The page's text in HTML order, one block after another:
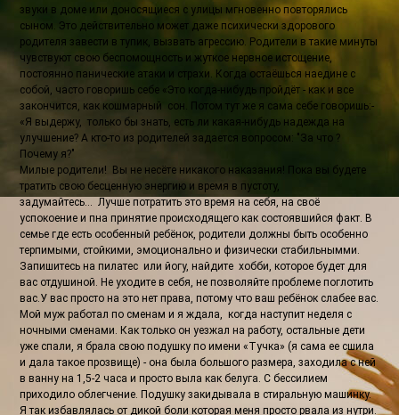
звуки в доме или доносящиеся с улицы мгновенно повторялись
сыном. Это действительно может даже психически здорового
родителя завести в тупик, вызвать агрессию. Родители в такие минуты
чувствуют свою беспомощность и жуткое нервное истощение,
постоянно панические атаки и страхи. Когда остаёшься наедине с
собой, часто говоришь себе «Это когда-нибудь пройдёт - как и все
закончится, как кошмарный сон. Потом тут же я сама себе говоришь:-
«Я выдержу, только бы знать, есть ли какая-нибудь надежда на
улучшение? А кто-то из родителей задается вопросом: "За что ?
Почему я?"
Милые родители! Вы не несёте никакого наказания! Пока вы будете
тратить свою бесценную энергию и время в пустоту,
задумайтесь... Лучше потратить это время на себя, на своё
успокоение и пна принятие происходящего как состоявшийся факт. В
семье где есть особенный ребёнок, родители должны быть особенно
терпимыми, стойкими, эмоционально и физически стабильнымми.
Запишитесь на пилатес или йогу, найдите хобби, которое будет для
вас отдушиной. Не уходите в себя, не позволяйте проблеме поглотить
вас.У вас просто на это нет права, потому что ваш ребёнок слабее вас.
Мой муж работал по сменам и я ждала, когда наступит неделя с
ночными сменами. Как только он уезжал на работу, остальные дети
уже спали, я брала свою подушку по имени «Тучка» (я сама ее сшила
и дала такое прозвище) - она была большого размера, заходила с ней
в ванну на 1,5-2 часа и просто выла как белуга. С бессилием
приходило облегчение. Подушку закидывала в стиральную машинку.
Я так избавлялась от дикой боли которая меня просто рвала из нутри.